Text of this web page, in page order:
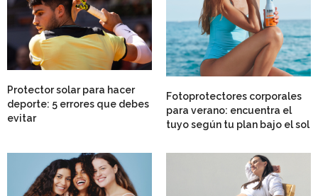
Protector solar para hacer
deporte: 5 errores que debes
evitar
Fotoprotectores corporales
para verano: encuentra el
tuyo según tu plan bajo el sol